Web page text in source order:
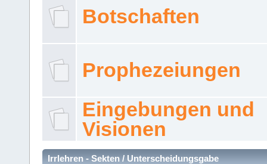
Botschaften
Prophezeiungen
Eingebungen und
Visionen
Irrlehren - Sekten / Unterscheidungsgabe